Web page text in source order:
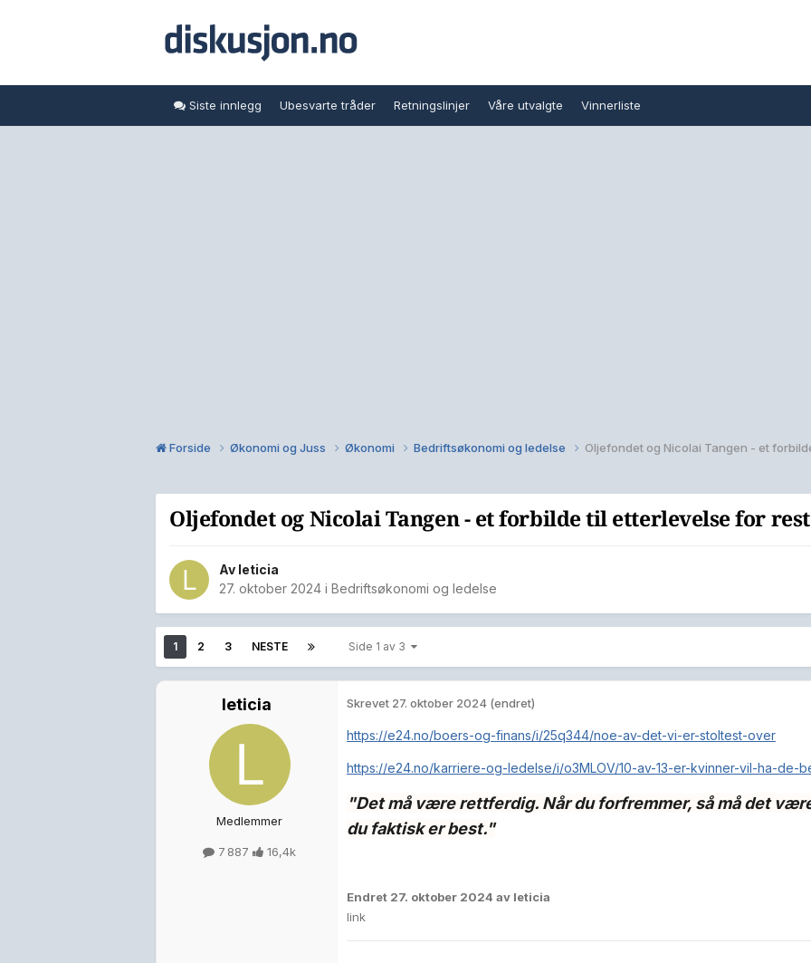
Siste innlegg Ubesvarte tråder Retningslinjer Våre utvalgte Vinnerliste
Forside Økonomi og Juss Økonomi Bedriftsøkonomi og ledelse
Oljefondet og Nicolai Tangen - et forbilde til etterlevelse for
Av leticia
27. oktober 2024 i Bedriftsøkonomi og ledelse
1 2 3 NESTE Side 1 av 3
leticia
Medlemmer
7 887 16,4k
Skrevet 27. oktober 2024 (endret)
https://e24.no/boers-og-finans/i/25q344/noe-av-det-vi-er-stoltest-over
https://e24.no/karriere-og-ledelse/i/o3MLOV/10-av-13-er-kvinner-vil-ha-de-
"Det må være rettferdig. Når du forfremmer, så må det
du faktisk er best."
Endret 27. oktober 2024 av leticia
link